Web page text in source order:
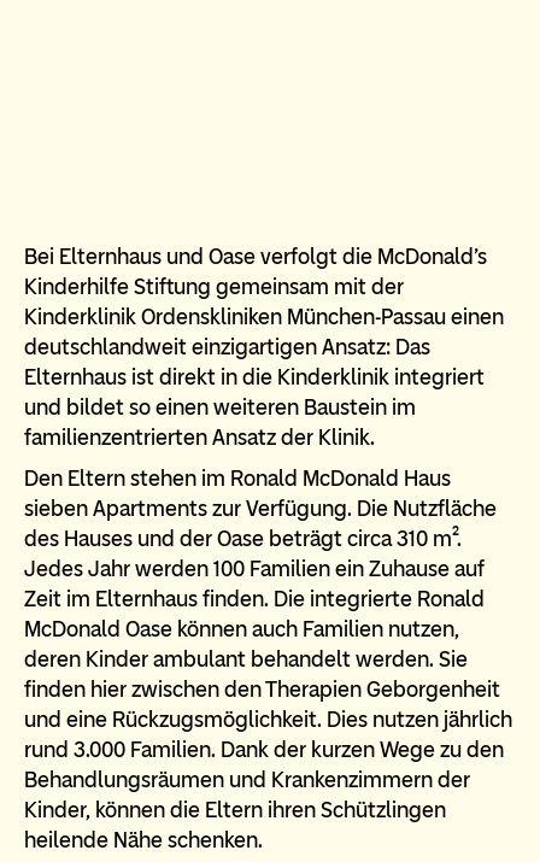
Bei Elternhaus und Oase verfolgt die McDonald’s
Kinderhilfe Stiftung gemeinsam mit der
Kinderklinik Ordenskliniken München-Passau einen
deutschlandweit einzigartigen Ansatz: Das
Elternhaus ist direkt in die Kinderklinik integriert
und bildet so einen weiteren Baustein im
familienzentrierten Ansatz der Klinik.
Den Eltern stehen im Ronald McDonald Haus
sieben Apartments zur Verfügung. Die Nutzfläche
des Hauses und der Oase beträgt circa 310 m².
Jedes Jahr werden 100 Familien ein Zuhause auf
Zeit im Elternhaus finden. Die integrierte Ronald
McDonald Oase können auch Familien nutzen,
deren Kinder ambulant behandelt werden. Sie
finden hier zwischen den Therapien Geborgenheit
und eine Rückzugsmöglichkeit. Dies nutzen jährlich
rund 3.000 Familien. Dank der kurzen Wege zu den
Behandlungsräumen und Krankenzimmern der
Kinder, können die Eltern ihren Schützlingen
heilende Nähe schenken.